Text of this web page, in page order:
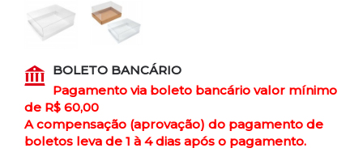
BOLETO BANCÁRIO
Pagamento via boleto bancário valor mínimo
de R$ 60,00
A compensação (aprovação) do pagamento de
boletos leva de 1 à 4 dias após o pagamento.